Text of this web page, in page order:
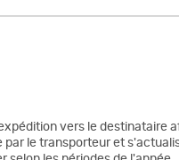
vers le destinataire
le transporteur et